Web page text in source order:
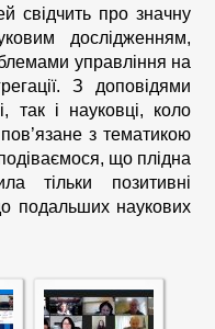
свідчить про значну
дослідженням,
управління на
З доповідями
так і науковці, коло
з тематикою
що плідна
тільки позитивні
подальших наукових